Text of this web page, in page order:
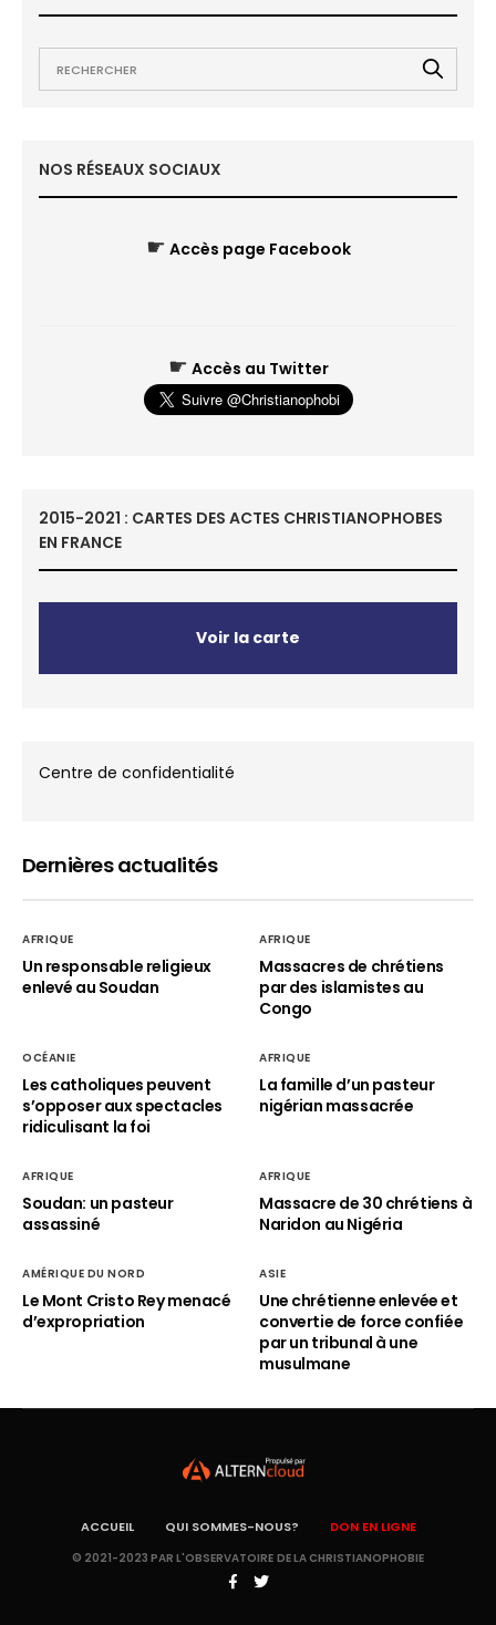
NOS RÉSEAUX SOCIAUX
☛ Accès page Facebook
☛ Accès au Twitter
2015-2021 : CARTES DES ACTES CHRISTIANOPHOBES
EN FRANCE
Voir la carte
Centre de confidentialité
Dernières actualités
AFRIQUE
Un responsable religieux
enlevé au Soudan
AFRIQUE
Massacres de chrétiens
par des islamistes au
Congo
OCÉANIE
Les catholiques peuvent
s’opposer aux spectacles
ridiculisant la foi
AFRIQUE
La famille d’un pasteur
nigérian massacrée
AFRIQUE
Soudan: un pasteur
assassiné
AFRIQUE
Massacre de 30 chrétiens à
Naridon au Nigéria
AMÉRIQUE DU NORD
Le Mont Cristo Rey menacé
d’expropriation
ASIE
Une chrétienne enlevée et
convertie de force confiée
par un tribunal à une
musulmane
ACCUEIL QUI SOMMES-NOUS? DON EN LIGNE
© 2021-2023 PAR L'OBSERVATOIRE DE LA CHRISTIANOPHOBIE